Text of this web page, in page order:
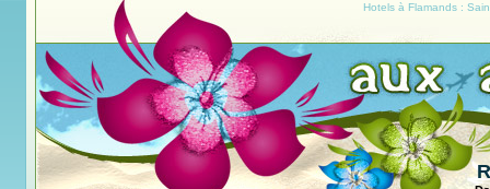
Hotels à Flamands :